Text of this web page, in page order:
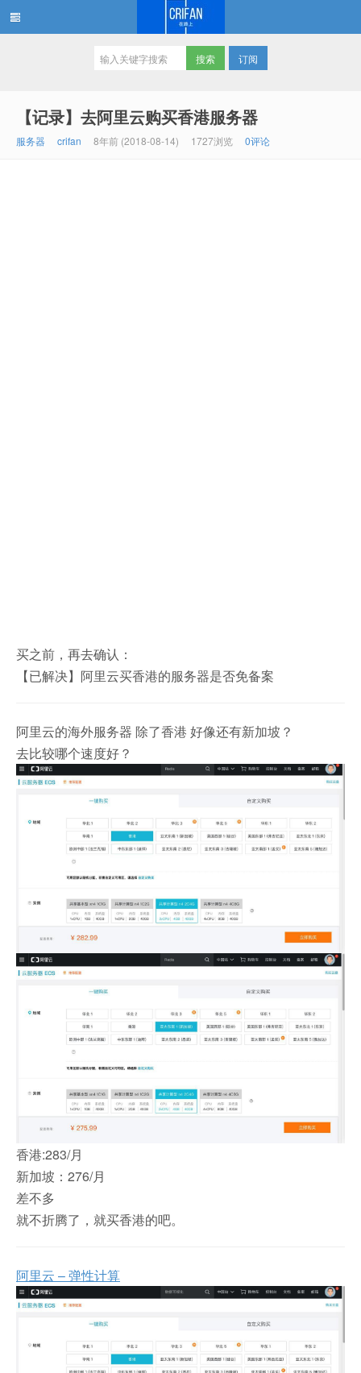
订阅
【记录】去阿里云购买香港服务器
服务器 crifan 8年前 (2018-08-14) 1727浏览 0评论
买之前，再去确认：
【已解决】阿里云买香港的服务器是否免备案
阿里云的海外服务器 除了香港 好像还有新加坡？
去比较哪个速度好？
香港:283/月
新加坡：276/月
差不多
就不折腾了，就买香港的吧。
阿里云 – 弹性计算